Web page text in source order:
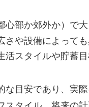
心部か郊外か）で
さや設備によって
活スタイルや貯蓄
な目安であり、実